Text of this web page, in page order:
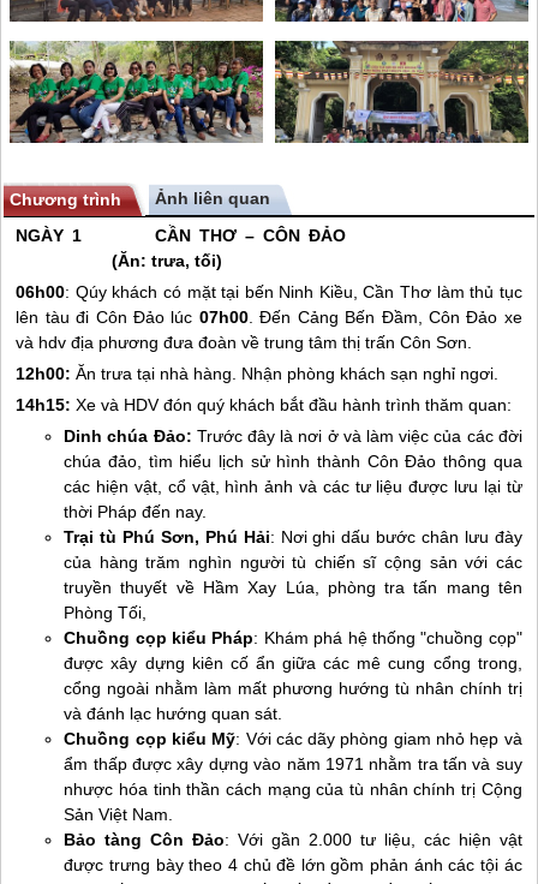
Chương trình
Ảnh liên quan
NGÀY 1 CẦN THƠ – CÔN ĐẢO
(Ăn: trưa, tối)
06h00: Qúy khách có mặt tại bến Ninh Kiều, Cần Thơ làm thủ tục
lên tàu đi Côn Đảolúc 07h00. Đến Cảng Bến Đầm, Côn Đảo xe
và hdv địa phương đưa đoàn về trung tâm thị trấn Côn Sơn.
12h00: Ăn trưa tại nhà hàng. Nhận phòng khách sạn nghỉ ngơi.
14h15: Xe và HDV đón quý khách bắt đầu hành trình thăm quan:
Dinh chúa Đảo: Trước đây là nơi ở và làm việc của các đời
chúa đảo, tìm hiểu lịch sử hình thành Côn Đảo thông qua
các hiện vật, cổ vật, hình ảnh và các tư liệu được lưu lại từ
thời Pháp đến nay.
Trại tù Phú Sơn, Phú Hải: Nơi ghi dấu bước chân lưu đày
của hàng trăm nghìn người tù chiến sĩ cộng sản với các
truyền thuyết về Hầm Xay Lúa, phòng tra tấn mang tên
Phòng Tối,
Chuồng cọp kiểu Pháp: Khám phá hệ thống "chuồng cọp"
được xây dựng kiên cố ẩn giữa các mê cung cổng trong,
cổng ngoài nhằm làm mất phương hướng tù nhân chính trị
và đánh lạc hướng quan sát.
Chuồng cọp kiểu Mỹ: Với các dãy phòng giam nhỏ hẹp và
ẩm thấp được xây dựng vào năm 1971 nhằm tra tấn và suy
nhược hóa tinh thần cách mạng của tù nhân chính trị Cộng
Sản Việt Nam.
Bảo tàngCôn Đảo: Với gần 2.000 tư liệu, các hiện vật
được trưng bày theo 4 chủ đề lớn gồm phản ánh các tội ác